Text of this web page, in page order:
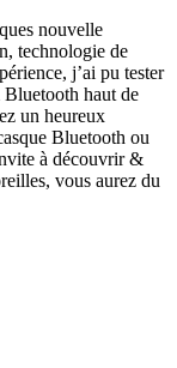
nouvelle
technologie de
j’ai pu tester
haut de
un heureux
Bluetooth ou
à découvrir &
vous aurez du